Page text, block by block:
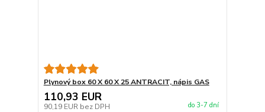
Plynový box 60 X 60 X 25 ANTRACIT, nápis GAS
110,93 EUR
90,19 EUR bez DPH do 3-7 dní